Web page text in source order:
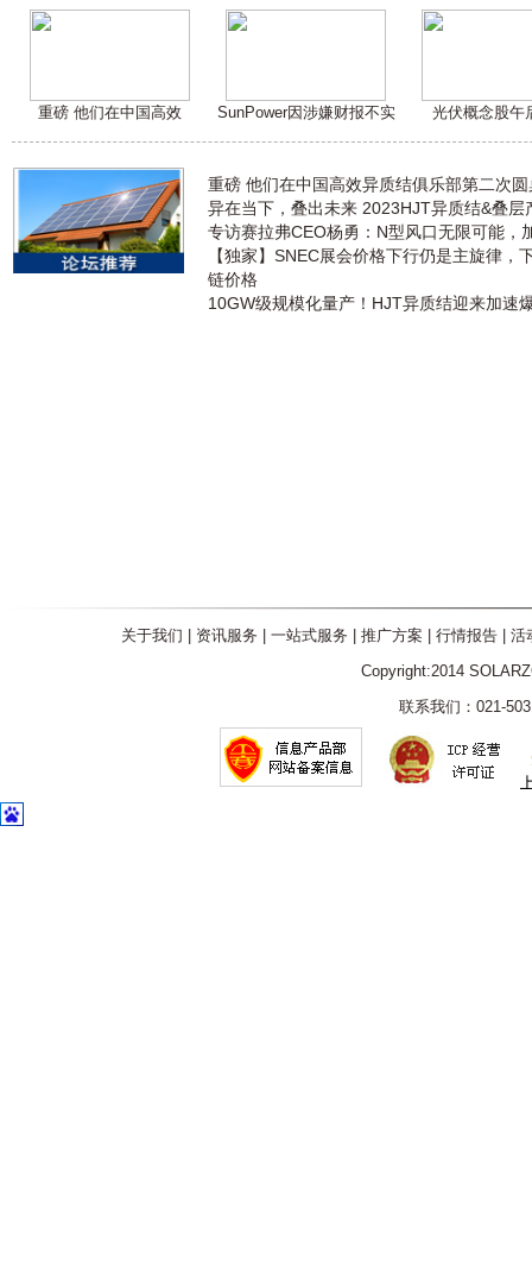
重磅 他们在中国高效 SunPower因涉嫌财报不实 光伏概念股午
重磅 他们在中国高效异质结俱乐部第二次
异在当下，叠出未来 2023HJT异质结&叠层
专访赛拉弗CEO杨勇：N型风口无限可能，
【独家】SNEC展会价格下行仍是主旋律，
链价格
10GW级规模化量产！HJT异质结迎来加速
关于我们 资讯服务 一站式服务 推广方案 行情报告| 活
Copyright:2014
联系我们：021-